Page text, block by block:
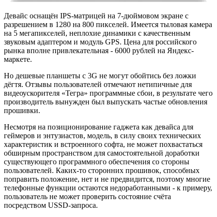
Девайс оснащён IPS-матрицей на 7-дюймовом экране с
разрешением в 1280 на 800 пикселей. Имеется тыловая камера
на 5 мегапикселей, неплохие динамики с качественным
звуковым адаптером и модуль GPS. Цена для российского
рынка вполне привлекательная - 6000 рублей на Яндекс-
маркете.
Но дешевые планшеты с 3G не могут обойтись без ложки
дёгтя. Отзывы пользователей отмечают нетипичные для
видеоускорителя «Тегра» программные сбои, в результате чего
производитель вынужден был выпускать частые обновления
прошивки.
Несмотря на позиционирование гаджета как девайса для
геймеров и энтузиастов, модель, в силу своих технических
характеристик и встроенного софта, не может похвастаться
обширным пространством для самостоятельной доработки
существующего программного обеспечения со стороны
пользователей. Каких-то сторонних прошивок, способных
поправить положение, нет и не предвидится, поэтому многие
телефонные функции остаются недоработанными - к примеру,
пользователь не может проверить состояние счёта
посредством USSD-запроса.